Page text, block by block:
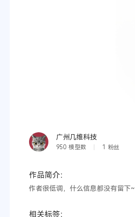
广州几维科技
950 模型数 1 粉丝
作品简介：
作者很低调，什么信息都没有留下~
相关标签：